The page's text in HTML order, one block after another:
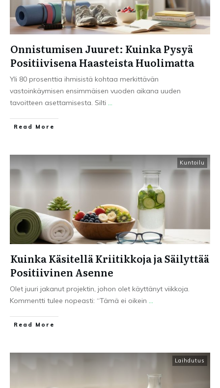
Onnistumisen Juuret: Kuinka Pysyä
Positiivisena Haasteista Huolimatta
Yli 80 prosenttia ihmisistä kohtaa merkittävän
vastoinkäymisen ensimmäisen vuoden aikana uuden
tavoitteen asettamisesta. Silti ...
Read More
Kuntoilu
Kuinka Käsitellä Kriitikkoja ja Säilyttää
Positiivinen Asenne
Olet juuri jakanut projektin, johon olet käyttänyt viikkoja.
Kommentti tulee nopeasti: “Tämä ei oikein ...
Read More
Laihdutus